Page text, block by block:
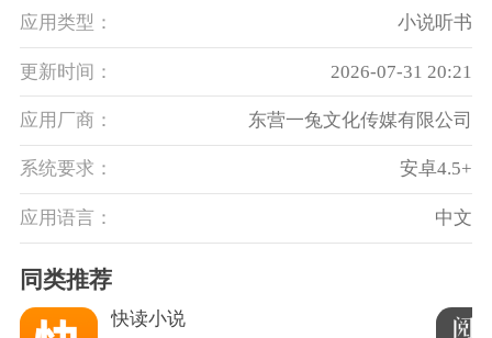
应用类型： 小说听书
更新时间： 2026-07-31 20:21
应用厂商： 东营一兔文化传媒有限公司
系统要求： 安卓4.5+
应用语言： 中文
同类推荐
快读小说